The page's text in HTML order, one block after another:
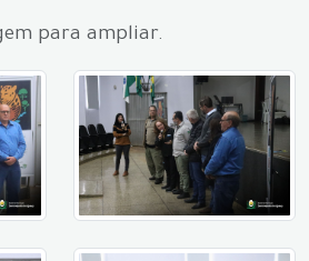
para ampliar.